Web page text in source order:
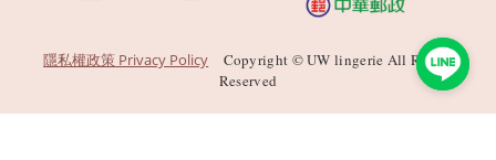
隱私權政策 Privacy Policy Copyright © UW lingerie All Rights
Reserved